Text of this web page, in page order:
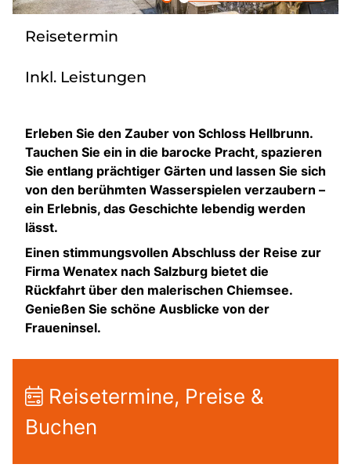
Reisetermin
Inkl. Leistungen
Erleben Sie den Zauber von Schloss Hellbrunn.
Tauchen Sie ein in die barocke Pracht, spazieren
Sie entlang prächtiger Gärten und lassen Sie sich
von den berühmten Wasserspielen verzaubern –
ein Erlebnis, das Geschichte lebendig werden
lässt.
Einen stimmungsvollen Abschluss der Reise zur
Firma Wenatex nach Salzburg bietet die
Rückfahrt über den malerischen Chiemsee.
Genießen Sie schöne Ausblicke von der
Fraueninsel.
Reisetermine, Preise &
Buchen